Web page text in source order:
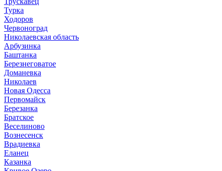
Турка
Ходоров
Червоноград
Николаевская область
Арбузинка
Баштанка
Березнеговатое
Доманевка
Николаев
Новая Одесса
Первомайск
Березанка
Братское
Веселиново
Вознесенск
Врадиевка
Еланец
Казанка